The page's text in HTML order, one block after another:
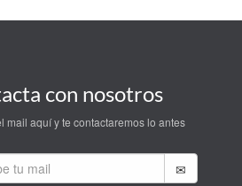
con nosotros
mail aquí y te contactaremos lo antes